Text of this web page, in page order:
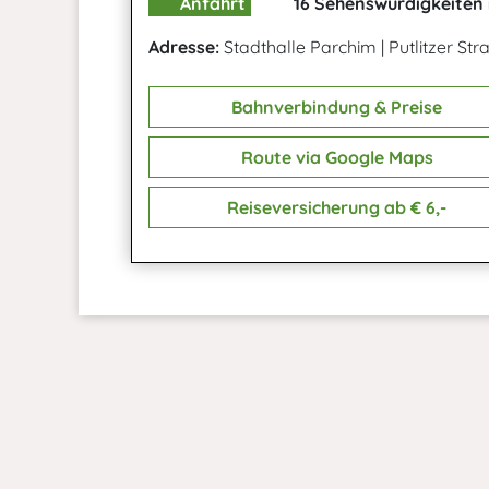
Adresse: Stadthalle Parchim | Putlitzer
Bahnverbindung & Preise
Route via Google Maps
Reiseversicherung ab € 6,-